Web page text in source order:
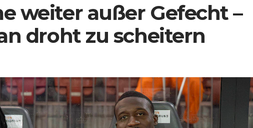
weiter außer Gefecht –
droht zu scheitern